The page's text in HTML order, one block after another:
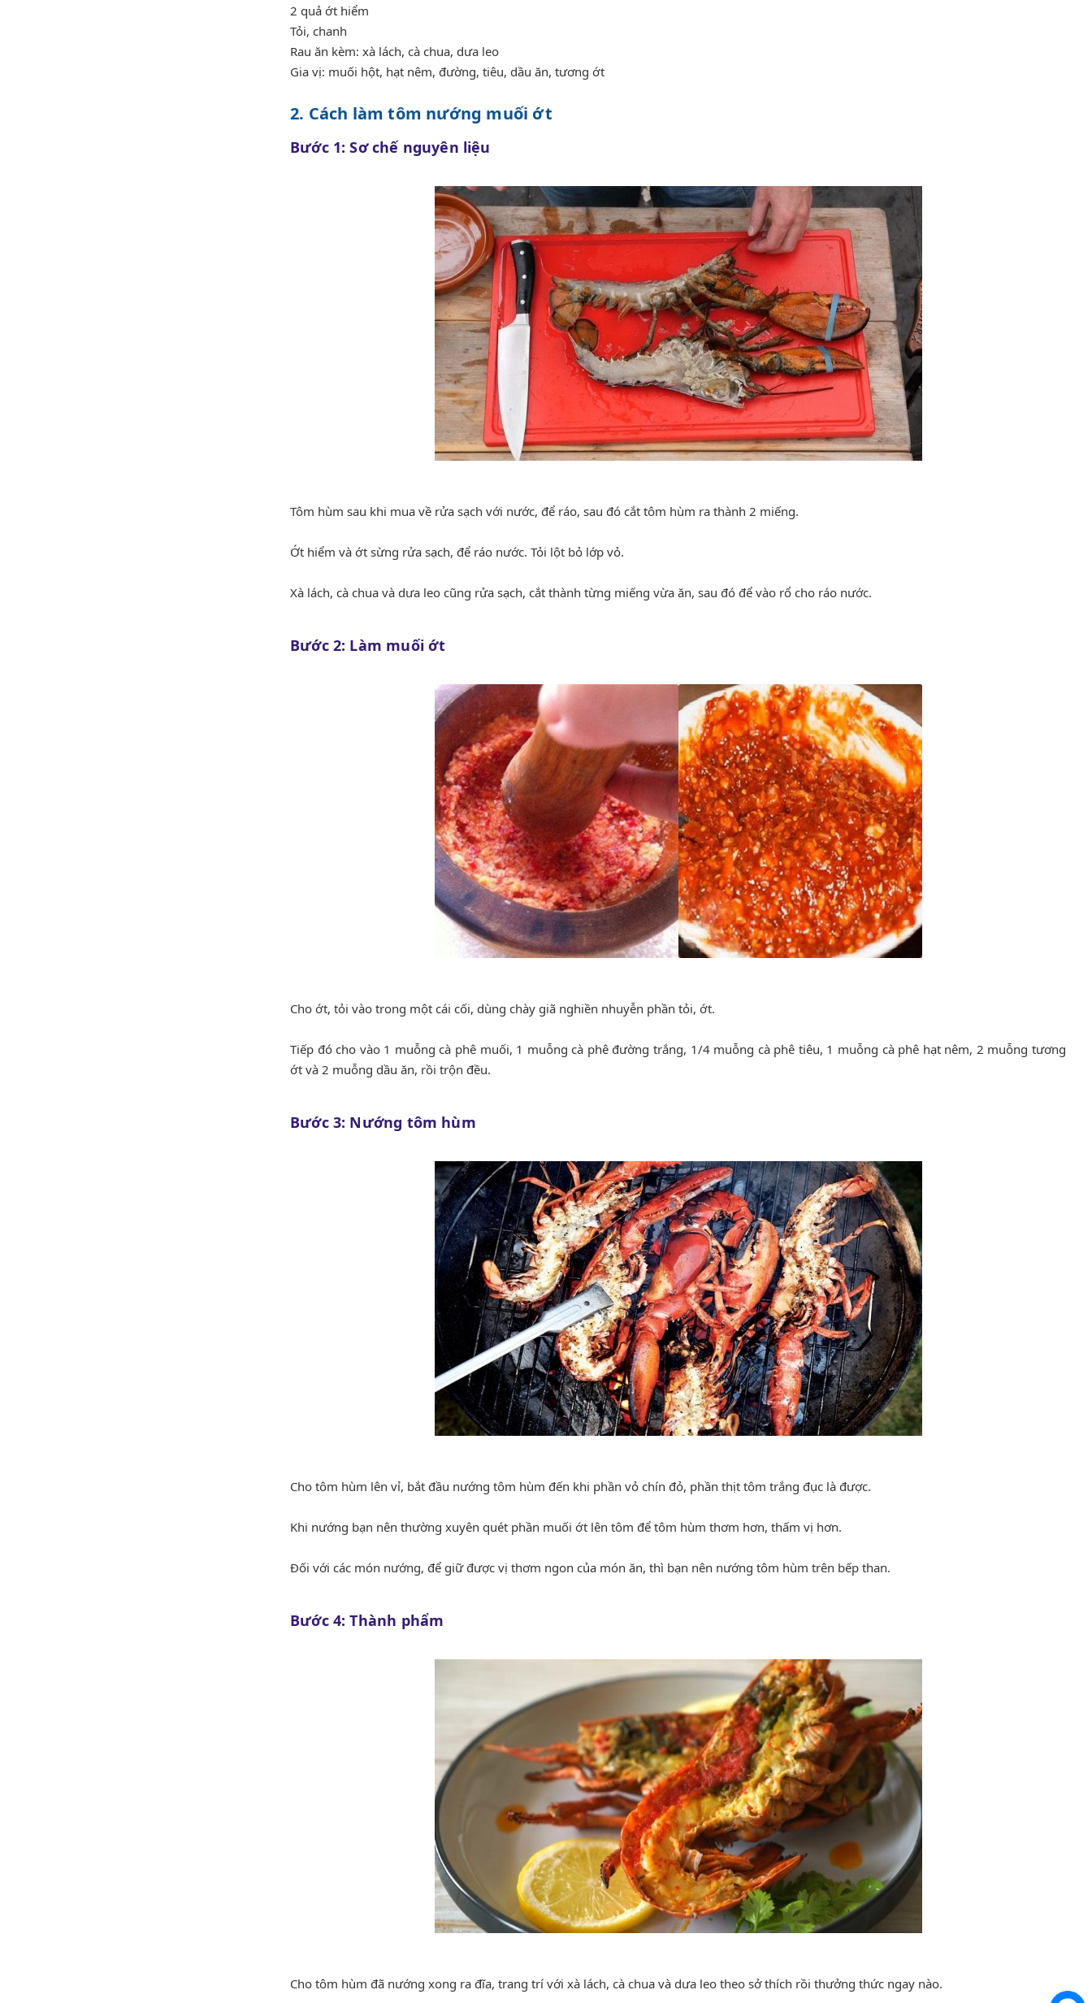
2 quả ớt hiểm
Tỏi, chanh
Rau ăn kèm: xà lách, cà chua, dưa leo
Gia vị: muối hột, hạt nêm, đường, tiêu, dầu ăn, tương ớt
2. Cách làm tôm nướng muối ớt
Bước 1: Sơ chế nguyên liệu
Tôm hùm sau khi mua về rửa sạch với nước, để ráo, sau đó cắt tôm hùm ra thành 2 miếng.
Ớt hiểm và ớt sừng rửa sạch, để ráo nước. Tỏi lột bỏ lớp vỏ.
Xà lách, cà chua và dưa leo cũng rửa sạch, cắt thành từng miếng vừa ăn, sau đó để vào rổ cho ráo nước.
Bước 2: Làm muối ớt
Cho ớt, tỏi vào trong một cái cối, dùng chày giã nghiền nhuyễn phần tỏi, ớt.
Tiếp đó cho vào 1 muỗng cà phê muối, 1 muỗng cà phê đường trắng, 1/4 muỗng cà phê tiêu, 1 muỗng cà phê hạt nêm, 2 muỗng tương
ớt và 2 muỗng dầu ăn, rồi trộn đều.
Bước 3: Nướng tôm hùm
Cho tôm hùm lên vỉ, bắt đầu nướng tôm hùm đến khi phần vỏ chín đỏ, phần thịt tôm trắng đục là được.
Khi nướng bạn nên thường xuyên quét phần muối ớt lên tôm để tôm hùm thơm hơn, thấm vị hơn.
Đối với các món nướng, để giữ được vị thơm ngon của món ăn, thì bạn nên nướng tôm hùm trên bếp than.
Bước 4: Thành phẩm
Cho tôm hùm đã nướng xong ra đĩa, trang trí với xà lách, cà chua và dưa leo theo sở thích rồi thưởng thức ngay nào.